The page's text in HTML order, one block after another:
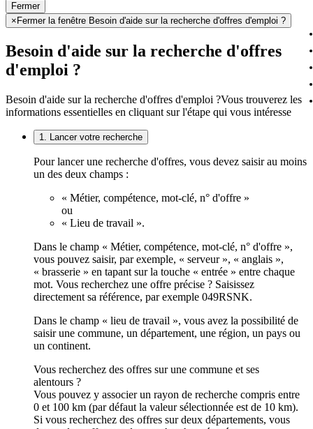
Fermer
× Fermer la fenêtre Besoin d'aide sur la recherche d'offres d'emploi ?
Besoin d'aide sur la recherche d'offres
d'emploi ?
Besoin d'aide sur la recherche d'offres d'emploi ?Vous trouverez les
informations essentielles en cliquant sur l'étape qui vous intéresse
1. Lancer votre recherche
Pour lancer une recherche d'offres, vous devez saisir au moins
un des deux champs :
« Métier, compétence, mot-clé, n° d'offre »
ou
« Lieu de travail ».
Dans le champ « Métier, compétence, mot-clé, n° d'offre »,
vous pouvez saisir, par exemple, « serveur », « anglais »,
« brasserie » en tapant sur la touche « entrée » entre chaque
mot. Vous recherchez une offre précise ? Saisissez
directement sa référence, par exemple 049RSNK.
Dans le champ « lieu de travail », vous avez la possibilité de
saisir une commune, un département, une région, un pays ou
un continent.
Vous recherchez des offres sur une commune et ses
alentours ?
Vous pouvez y associer un rayon de recherche compris entre
0 et 100 km (par défaut la valeur sélectionnée est de 10 km).
Si vous recherchez des offres sur deux départements, vous